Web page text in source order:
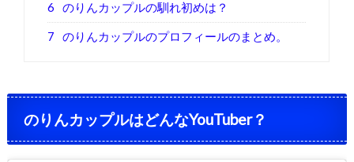
6 のりんカップルの馴れ初めは？
7 のりんカップルのプロフィールのまとめ。
のりんカップルはどんなYouTuber？